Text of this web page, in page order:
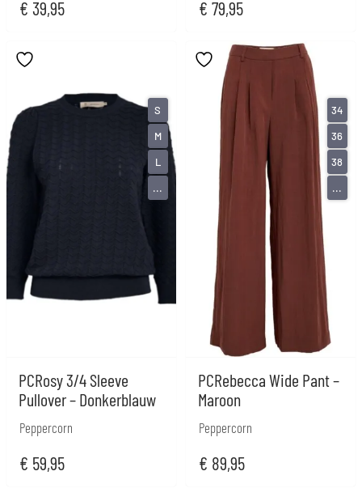
€ 39,95 € 79,95
PCRosy 3/4 Sleeve
Pullover – Donkerblauw
Peppercorn
€ 59,95
S
M
L
...
PCRebecca Wide Pant –
Maroon
Peppercorn
€ 89,95
34
36
38
...